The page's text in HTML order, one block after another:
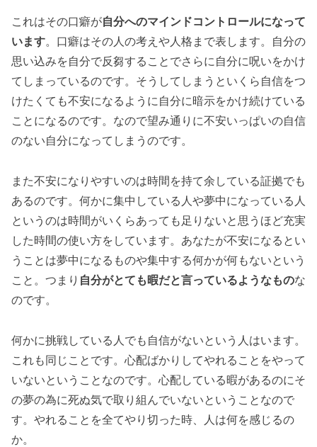
これはその口癖が自分へのマインドコントロールになって
います。口癖はその人の考えや人格まで表します。自分の
思い込みを自分で反芻することでさらに自分に呪いをかけ
てしまっているのです。そうしてしまうといくら自信をつ
けたくても不安になるように自分に暗示をかけ続けている
ことになるのです。なので望み通りに不安いっぱいの自信
のない自分になってしまうのです。
また不安になりやすいのは時間を持て余している証拠でも
あるのです。何かに集中している人や夢中になっている人
というのは時間がいくらあっても足りないと思うほど充実
した時間の使い方をしています。あなたが不安になるとい
うことは夢中になるものや集中する何かが何もないという
こと。つまり 自分がとても暇だと言っているようなものな
のです。
何かに挑戦している人でも自信がないという人はいます。
これも同じことです。心配ばかりしてやれることをやって
いないということなのです。心配している暇があるのにそ
の夢の為に死ぬ気で取り組んでいないということなので
す。やれることを全てやり切った時、人は何を感じるの
か。